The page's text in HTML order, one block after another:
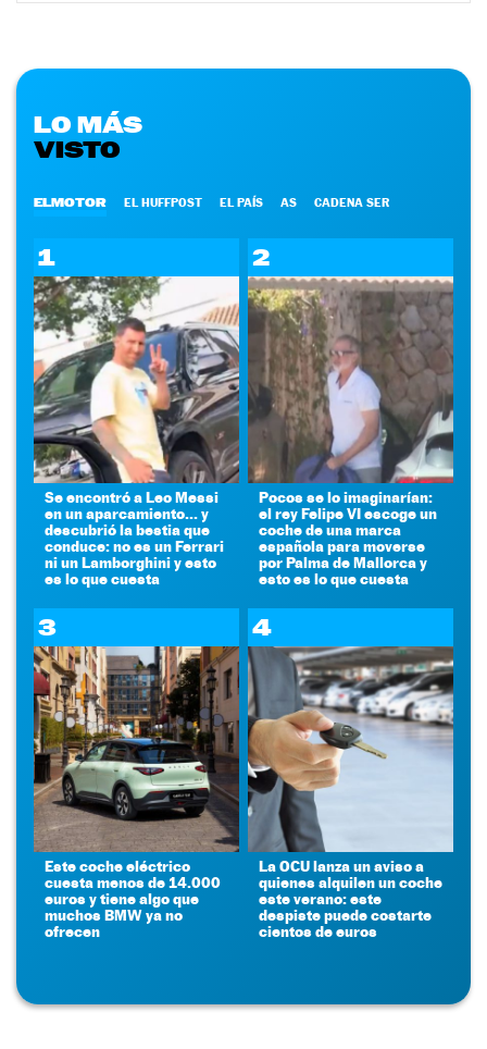
LO MÁS
VISTO
ELMOTOR EL HUFFPOST EL PAÍS AS CADENA SER
1
Se encontró a Leo Messi
en un aparcamiento... y
descubrió la bestia que
conduce: no es un Ferrari
ni un Lamborghini y esto
es lo que cuesta
2
Pocos se lo imaginarían:
el rey Felipe VI escoge un
coche de una marca
española para moverse
por Palma de Mallorca y
esto es lo que cuesta
3
Este coche eléctrico
cuesta menos de 14.000
euros y tiene algo que
muchos BMW ya no
ofrecen
4
La OCU lanza un aviso a
quienes alquilen un coche
este verano: este
despiste puede costarte
cientos de euros